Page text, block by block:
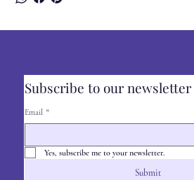
Subscribe to our newsletter
Email *
Yes, subscribe me to your newsletter.
Submit